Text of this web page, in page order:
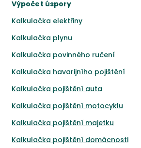
Výpočet úspory
Kalkulačka elektřiny
Kalkulačka plynu
Kalkulačka povinného ručení
Kalkulačka havarijního pojištění
Kalkulačka pojištění auta
Kalkulačka pojištění motocyklu
Kalkulačka pojištění majetku
Kalkulačka pojištění domácnosti